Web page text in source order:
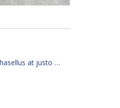
at justo …